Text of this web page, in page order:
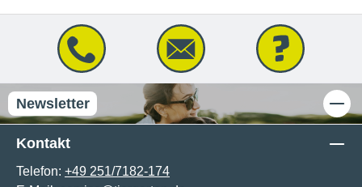
Newsletter
Kontakt
Telefon: +49 251/7182-174